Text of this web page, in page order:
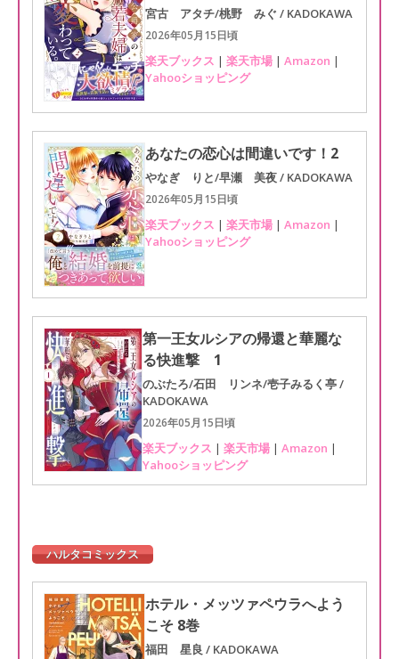
宮古 アタチ/桃野 みぐ / KADOKAWA
2026年05月15日頃
楽天ブックス | 楽天市場 | Amazon |
Yahooショッピング
あなたの恋心は間違いです！2
やなぎ りと/早瀬 美夜 / KADOKAWA
2026年05月15日頃
楽天ブックス | 楽天市場 | Amazon |
Yahooショッピング
第一王女ルシアの帰還と華麗な
る快進撃 1
のぶたろ/石田 リンネ/壱子みるく亭 /
KADOKAWA
2026年05月15日頃
楽天ブックス | 楽天市場 | Amazon |
Yahooショッピング
ハルタコミックス
ホテル・メッツァペウラへよう
こそ 8巻
福田 星良 / KADOKAWA